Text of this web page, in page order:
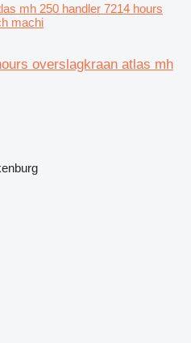
mh 250 handler 7214 hours
machi
overslagkraan atlas mh